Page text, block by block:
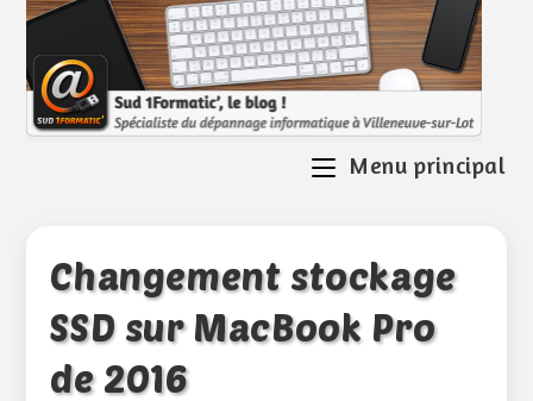
Skip
content
Menu principal
Changement stockage
SSD sur MacBook Pro
de 2016